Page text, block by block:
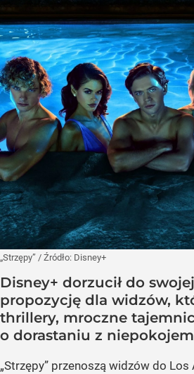
„Strzępy” / Źródło: Disney+
Disney+ dorzucił do
propozycję dla widzów,
thrillery, mroczne
o dorastaniu z
„Strzępy” przenoszą widzów do